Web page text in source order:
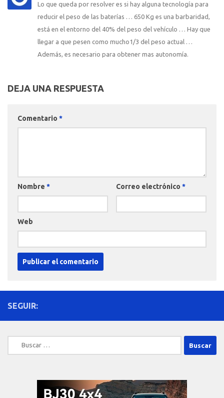
Lo que queda por resolver es si hay alguna tecnología para
reducir el peso de las baterías … 650 Kg es una barbaridad,
está en el entorno del 40% del peso del vehículo … Hay que
llegar a que pesen como mucho1/3 del peso actual …
Además, es necesario para obtener mas autonomía.
DEJA UNA RESPUESTA
Comentario *
Nombre * Correo electrónico *
Web
SEGUIR:
Buscar: